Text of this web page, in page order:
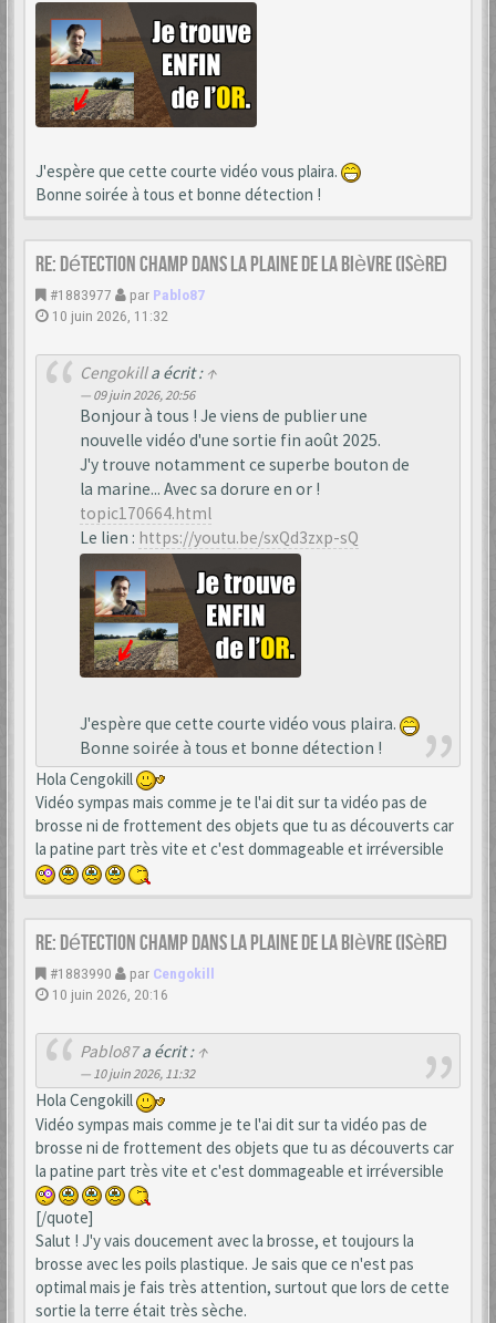
J'espère que cette courte vidéo vous plaira.
Bonne soirée à tous et bonne détection !
Re: Détection champ dans la Plaine de la Bièvre (Isère)
#1883977 par Pablo87
10 juin 2026, 11:32
Cengokilla écrit : ↑
09 juin 2026, 20:56
Bonjour à tous ! Je viens de publier une
nouvelle vidéo d'une sortie fin août 2025.
J'y trouve notamment ce superbe bouton de
la marine... Avec sa dorure en or !
topic170664.html
Le lien : https://youtu.be/sxQd3zxp-sQ
J'espère que cette courte vidéo vous plaira.
Bonne soirée à tous et bonne détection !
Hola Cengokill
Vidéo sympas mais comme je te l'ai dit sur ta vidéo pas de
brosse ni de frottement des objets que tu as découverts car
la patine part très vite et c'est dommageable et irréversible
Re: Détection champ dans la Plaine de la Bièvre (Isère)
#1883990 par Cengokill
10 juin 2026, 20:16
Pablo87a écrit : ↑
10 juin 2026, 11:32
Hola Cengokill
Vidéo sympas mais comme je te l'ai dit sur ta vidéo pas de
brosse ni de frottement des objets que tu as découverts car
la patine part très vite et c'est dommageable et irréversible
[/quote]
Salut ! J'y vais doucement avec la brosse, et toujours la
brosse avec les poils plastique. Je sais que ce n'est pas
optimal mais je fais très attention, surtout que lors de cette
sortie la terre était très sèche.